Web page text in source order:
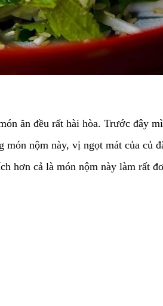
ăn đều rất hài hòa. Trước đây
món nộm này, vị ngọt mát của củ
hơn cả là món nộm này làm rất